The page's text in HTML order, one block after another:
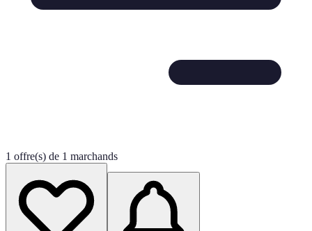
1 offre(s) de 1 marchands